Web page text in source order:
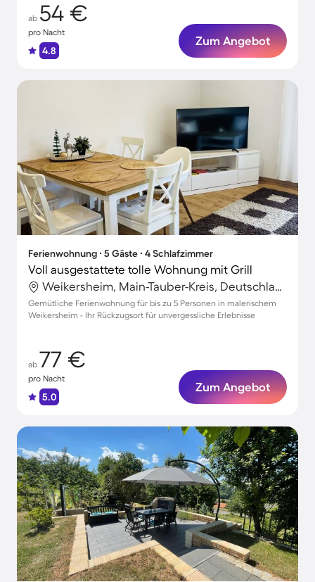
ab 54 €
pro Nacht
4.8
Zum Angebot
Ferienwohnung ∙ 5 Gäste ∙ 4 Schlafzimmer
Voll ausgestattete tolle Wohnung mit Grill
Weikersheim, Main-Tauber-Kreis, Deutschland
Gemütliche Ferienwohnung für bis zu 5 Personen in malerischem
Weikersheim - Ihr Rückzugsort für unvergessliche Erlebnisse
ab 77 €
pro Nacht
5.0
Zum Angebot